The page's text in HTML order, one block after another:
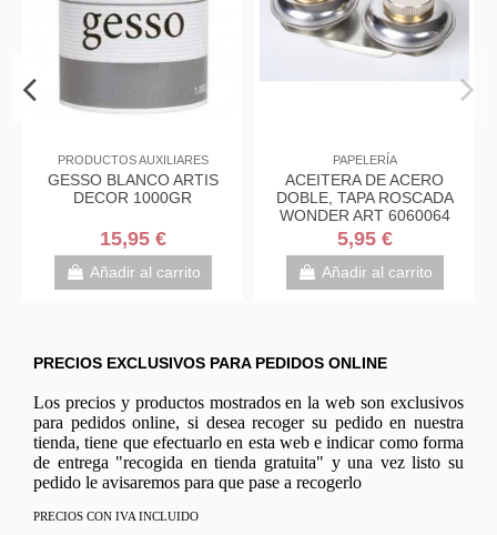
PRODUCTOS AUXILIARES
GESSO TITAN 500GR
14,95 €
Añadir al carrito
PRODUCTOS AUXILIARES
GESSO BLANCO ARTIS
DECOR 1000GR
15,95 €
Añadir al carrito
PRECIOS EXCLUSIVOS PARA PEDIDOS ONLINE
Los precios y productos mostrados en la web son exclusivos
para pedidos online, si desea recoger su pedido en nuestra
tienda, tiene que efectuarlo en esta web e indicar como forma
de entrega "recogida en tienda gratuita" y una vez listo su
pedido le avisaremos para que pase a recogerlo
PRECIOS CON IVA INCLUIDO